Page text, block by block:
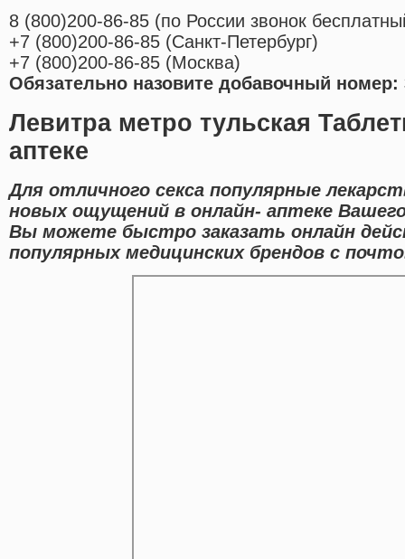
8 (800)200-86-85 (по России звонок
+7 (800)200-86-85 (Санкт-Петербург)
+7 (800)200-86-85 (Москва)
Обязательно назовите добавочный номер:
Левитра метро тульская
аптеке
Для отличного секса популярные
новых ощущений в онлайн- аптеке
Вы можете быстро заказать онлайн
популярных медицинских брендов с